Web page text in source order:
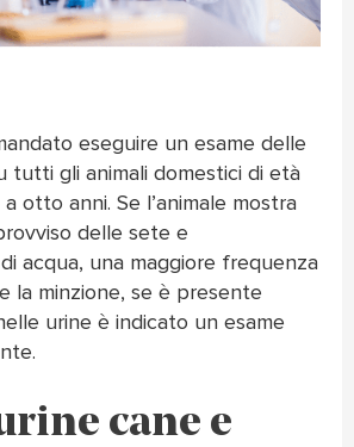
eseguire un esame delle
tutti gli animali domestici di età
otto anni. Se l’animale mostra
delle sete e
acqua, una maggiore frequenza
la minzione, se è presente
urine è indicato un esame
cane e